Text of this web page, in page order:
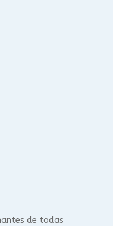
de todas